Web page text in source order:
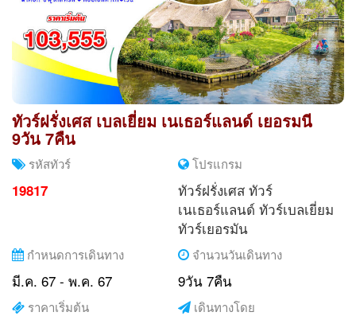
ทัวร์ฝรั่งเศส เบลเยี่ยม เนเธอร์แลนด์ เยอรมนี
9วัน 7คืน
รหัสทัวร์
19817
โปรแกรม
ทัวร์ฝรั่งเศส ทัวร์
เนเธอร์แลนด์ ทัวร์เบลเยี่ยม
ทัวร์เยอรมัน
กำหนดการเดินทาง
มี.ค. 67 - พ.ค. 67
จำนวนวันเดินทาง
9วัน 7คืน
ราคาเริ่มต้น เดินทางโดย